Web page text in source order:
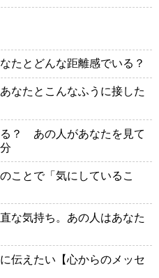
たとどんな距離感でいる？
なたとこんなふうに接した
？ あの人があなたを見て
ことで「気にしているこ
な気持ち。あの人はあなた
伝えたい【心からのメッセ